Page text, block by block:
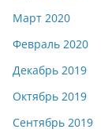
Март 2020
Февраль 2020
Декабрь 2019
Октябрь 2019
Сентябрь 2019